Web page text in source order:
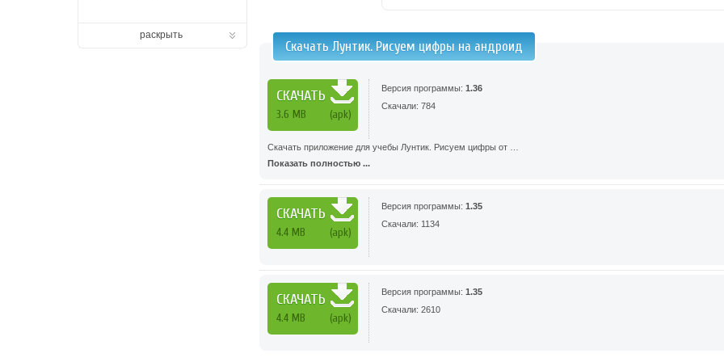
Скачать Лунтик. Рисуем цифры на андроид
СКАЧАТЬ
3.6 MB (apk)
Версия программы: 1.36
Скачали: 784
Скачать приложение для учебы Лунтик. Рисуем цифры от …
Показать полностью ...
СКАЧАТЬ
4.4 MB (apk)
Версия программы: 1.35
Скачали: 1134
СКАЧАТЬ
4.4 MB (apk)
Версия программы: 1.35
Скачали: 2610
раскрыть